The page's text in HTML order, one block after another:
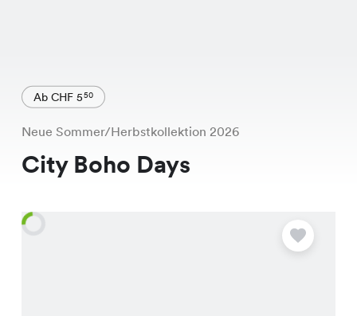
Ab CHF 550
Neue Sommer/Herbstkollektion 2026
City Boho Days